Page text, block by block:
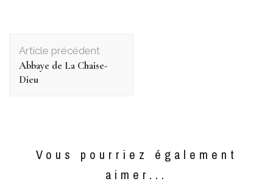
Article précédent
Abbaye de La Chaise-
Dieu
Vous pourriez également
aimer...